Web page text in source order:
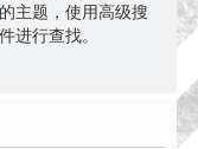
主题，使用高级搜
进行查找。